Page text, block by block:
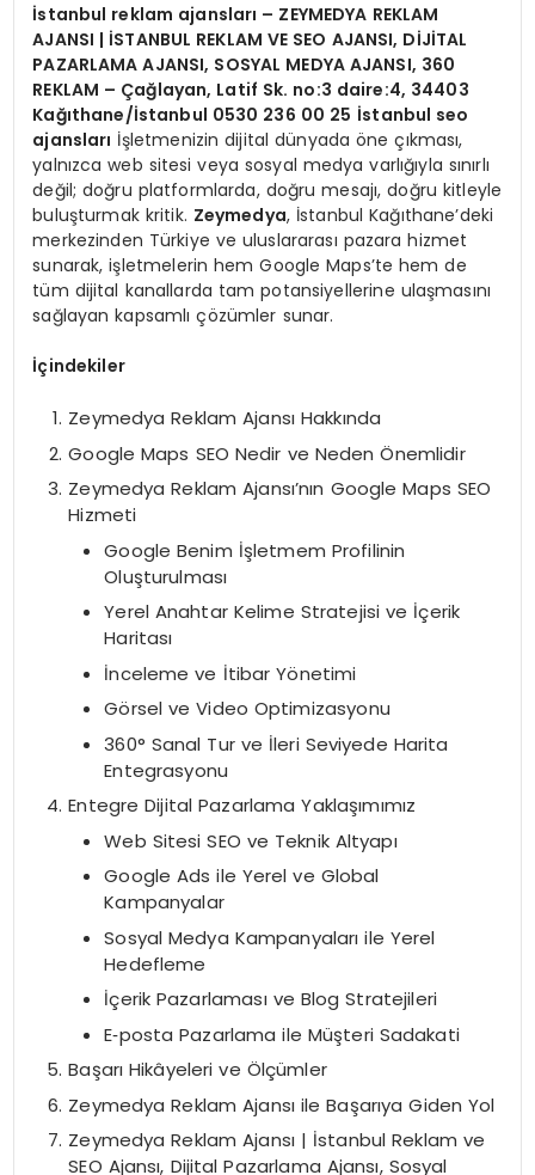
İstanbul reklam ajansları – ZEYMEDYA REKLAM
AJANSI | İSTANBUL REKLAM VE SEO AJANSI, DİJİTAL
PAZARLAMA AJANSI, SOSYAL MEDYA AJANSI, 360
REKLAM – Çağlayan, Latif Sk. no:3 daire:4, 34403
Kağıthane/İstanbul 0530 236 00 25 İstanbul seo
ajansları İşletmenizin dijital dünyada öne çıkması,
yalnızca web sitesi veya sosyal medya varlığıyla sınırlı
değil; doğru platformlarda, doğru mesajı, doğru kitleyle
buluşturmak kritik. Zeymedya, İstanbul Kağıthane’deki
merkezinden Türkiye ve uluslararası pazara hizmet
sunarak, işletmelerin hem Google Maps’te hem de
tüm dijital kanallarda tam potansiyellerine ulaşmasını
sağlayan kapsamlı çözümler sunar.
İçindekiler
Zeymedya Reklam Ajansı Hakkında
Google Maps SEO Nedir ve Neden Önemlidir
Zeymedya Reklam Ajansı’nın Google Maps SEO
Hizmeti
Google Benim İşletmem Profilinin
Oluşturulması
Yerel Anahtar Kelime Stratejisi ve İçerik
Haritası
İnceleme ve İtibar Yönetimi
Görsel ve Video Optimizasyonu
360° Sanal Tur ve İleri Seviyede Harita
Entegrasyonu
Entegre Dijital Pazarlama Yaklaşımımız
Web Sitesi SEO ve Teknik Altyapı
Google Ads ile Yerel ve Global
Kampanyalar
Sosyal Medya Kampanyaları ile Yerel
Hedefleme
İçerik Pazarlaması ve Blog Stratejileri
E‑posta Pazarlama ile Müşteri Sadakati
Başarı Hikâyeleri ve Ölçümler
Zeymedya Reklam Ajansı ile Başarıya Giden Yol
Zeymedya Reklam Ajansı | İstanbul Reklam ve
SEO Ajansı, Dijital Pazarlama Ajansı, Sosyal